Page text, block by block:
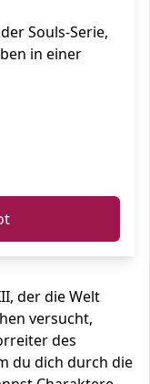
Souls-Serie,
in einer
der die Welt
versucht,
des
du dich durch die